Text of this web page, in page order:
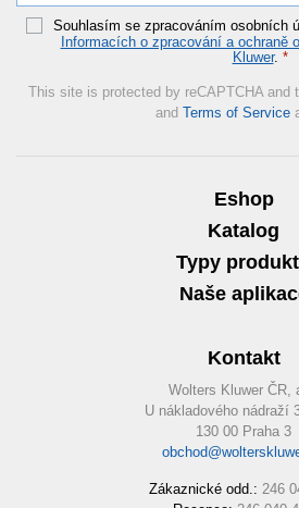
Souhlasím se zpracováním osobních
Informacích o zpracování a ochraně
Kluwer. *
This site is protected by reCAPTCHA and
and Terms of Service
Eshop
Katalog
Typy
Naše
Kontakt
Wolters Kluwer ČR,
U nákladového nádraží
130 00 Praha 3
Zákaznické odd.: 246